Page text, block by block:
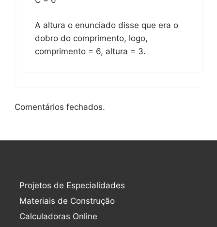
A altura o enunciado disse que era o
dobro do comprimento, logo,
comprimento = 6, altura = 3.
Comentários fechados.
Projetos de Especialidades
Materiais de Construção
Calculadoras Online